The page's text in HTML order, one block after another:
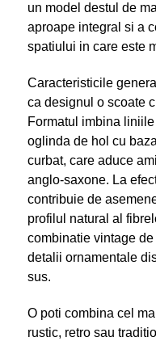
un model destul de
aproape integral si a
spatiului in care este
Caracteristicile
ca designul o scoate
Formatul imbina
oglinda de hol cu
curbat, care aduce
anglo-saxone. La
contribuie de
profilul natural al
combinatie vintage
detalii ornamentale
sus.
O poti combina cel
rustic, retro sau